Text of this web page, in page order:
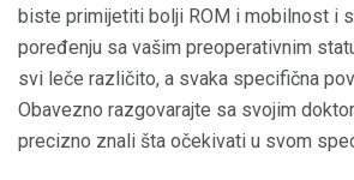
biste primijetiti bolji ROM i mobilnost i
poređenju sa vašim preoperativnim
svi leče različito, a svaka specifična
Obavezno razgovarajte sa svojim
precizno znali šta očekivati ​​u svom